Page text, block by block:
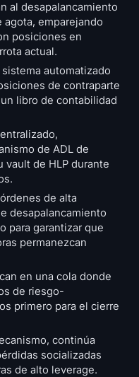
al desapalancamiento
emparejando
posiciones en
actual.
automatizado
de contraparte
libro de contabilidad
de ADL de
vault de HLP durante
de alta
desapalancamiento
para garantizar que
permanezcan
en una cola donde
de riesgo-
primero para el cierre
continúa
socializadas
de alto leverage.